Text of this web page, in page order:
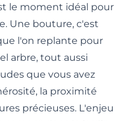
le moment idéal pour
Une bouture, c'est
l'on replante pour
arbre, tout aussi
que vous avez
la proximité
précieuses. L'enjeu